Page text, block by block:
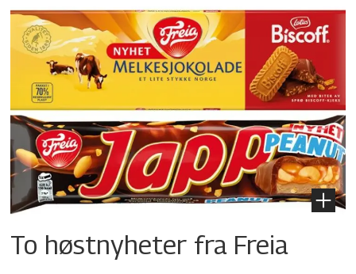
To høstnyheter fra Freia